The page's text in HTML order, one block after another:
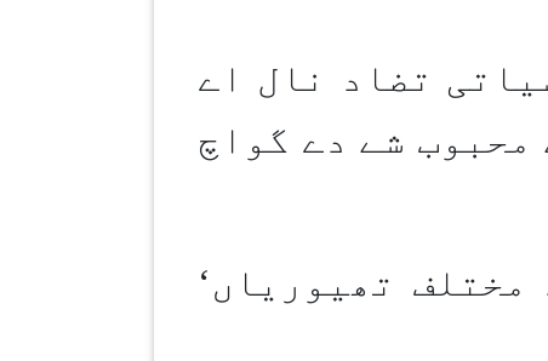
تضاد نال اے
شے دے گواچ
تھیوریاں‘